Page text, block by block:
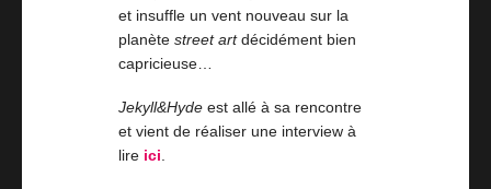
et insuffle un vent nouveau sur la
planètestreet artdécidément bien
capricieuse…
Jekyll&Hyde est allé à sa rencontre
et vient de réaliser une interview à
lire ici